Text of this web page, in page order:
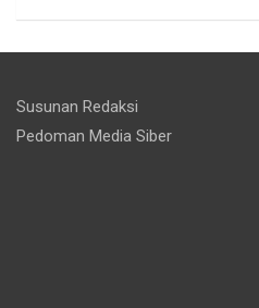
Susunan Redaksi
Pedoman Media Siber